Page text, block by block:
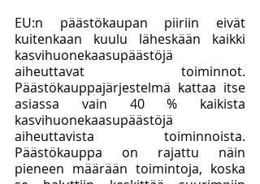
EU:n päästökaupan piiriin eivät
kuitenkaan kuulu läheskään kaikki
kasvihuonekaasupäästöjä
aiheuttavat toiminnot.
Päästökauppajärjestelmä kattaa itse
asiassa vain 40 % kaikista
kasvihuonekaasupäästöjä
aiheuttavista toiminnoista.
Päästökauppa on rajattu näin
pieneen määrään toimintoja, koska